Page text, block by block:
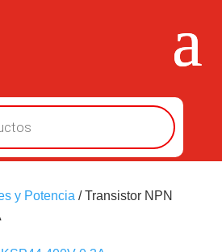
y Potencia / Transistor NPN